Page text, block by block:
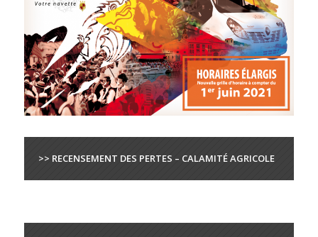
>> RECENSEMENT DES PERTES – CALAMITÉ AGRICOLE